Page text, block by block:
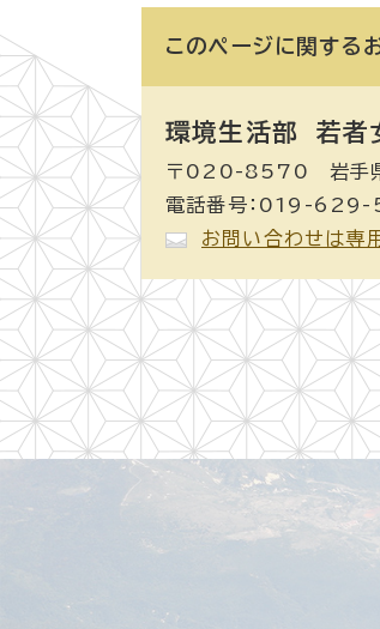
このページに関する
環境生活部 若者
〒020-8570 岩手県
電話番号：019-
お問い合わせは専